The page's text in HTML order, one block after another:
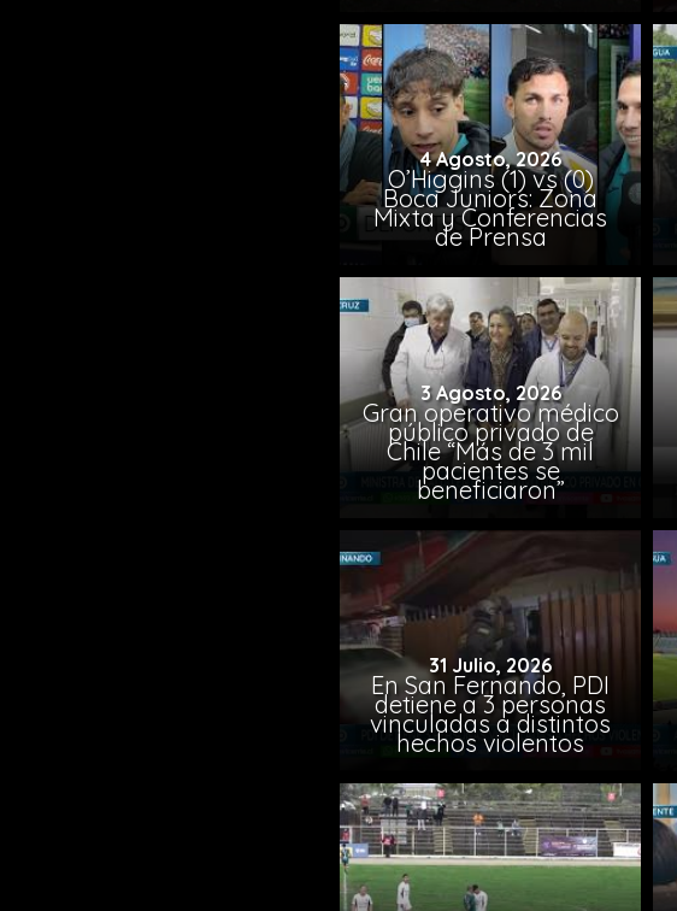
4 Agosto, 2026
O’Higgins (1) vs (0)
Boca Juniors: Zona
Mixta y Conferencias
de Prensa
3 Agosto, 2026
Gran operativo médico
público privado de
Chile “Más de 3 mil
pacientes se
beneficiaron”
31 Julio, 2026
En San Fernando, PDI
detiene a 3 personas
vinculadas a distintos
hechos violentos